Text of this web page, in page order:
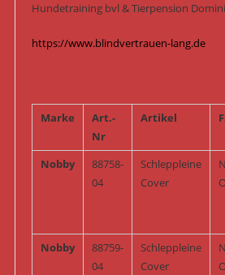
Hundetraining bvl & Tierpension
https://www.blindvertrauen-lang.de
Marke
Art.-
Nr
Artikel
Nobby
88758-
04
Schleppleine
Cover
Nobby
88759-
04
Schleppleine
Cover